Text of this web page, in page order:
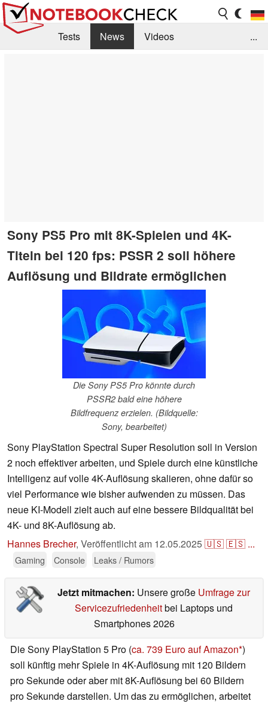
Tests News
Videos
...
Sony PS5 Pro mit 8K-Spielen und 4K-
Titeln bei 120 fps: PSSR 2 soll höhere
Auflösung und Bildrate ermöglichen
Die Sony PS5 Pro könnte durch
PSSR2 bald eine höhere
Bildfrequenz erzielen. (Bildquelle:
Sony, bearbeitet)
Sony PlayStation Spectral Super Resolution soll in Version
2 noch effektiver arbeiten, und Spiele durch eine künstliche
Intelligenz auf volle 4K-Auflösung skalieren, ohne dafür so
viel Performance wie bisher aufwenden zu müssen. Das
neue KI-Modell zielt auch auf eine bessere Bildqualität bei
4K- und 8K-Auflösung ab.
Hannes Brecher, Veröffentlicht am 12.05.2025🇺🇸🇪🇸 ...
Gaming Console Leaks / Rumors
Jetzt mitmachen: Unsere große Umfrage zur
Servicezufriedenheitbei Laptops und
Smartphones 2026
Die Sony PlayStation 5 Pro (ca. 739 Euro auf Amazon )
soll künftig mehr Spiele in 4K-Auflösung mit 120 Bildern
pro Sekunde oder aber mit 8K-Auflösung bei 60 Bildern
pro Sekunde darstellen. Um das zu ermöglichen, arbeitet